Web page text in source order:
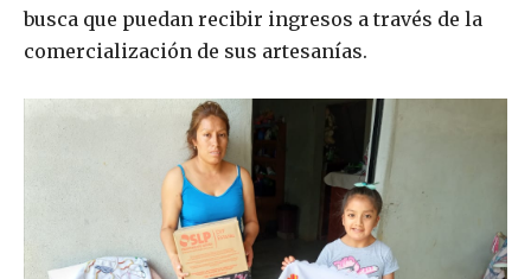
busca que puedan recibir ingresos a través de la
comercialización de sus artesanías.